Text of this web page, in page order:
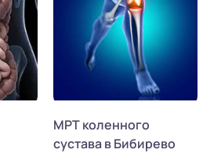
МРТ коленного
сустава в Бибирево